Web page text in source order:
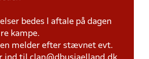
bedes I aftale på dagen
kampe.
melder efter stævnet evt.